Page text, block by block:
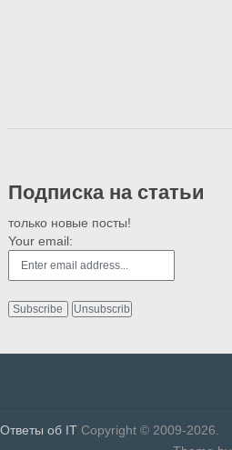
Подписка на статьи
только новые посты!
Your email:
Ответы об IT Copyright © 2009-2026.